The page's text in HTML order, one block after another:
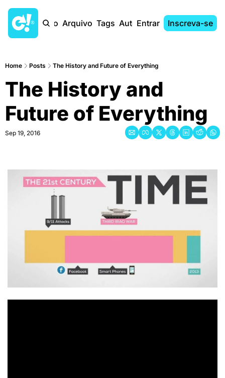
Início Arquivo Tags AutoresEntrar Inscreva-se
Home Posts The History and Future of Everything
The History and
Future of Everything
Sep 19, 2016